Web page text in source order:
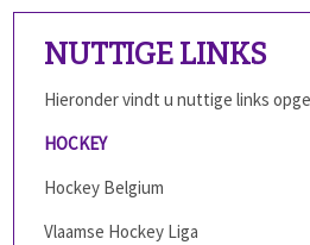
NUTTIGE LINKS
Hieronder vindt u nuttige links
HOCKEY
Hockey Belgium
Vlaamse Hockey Liga